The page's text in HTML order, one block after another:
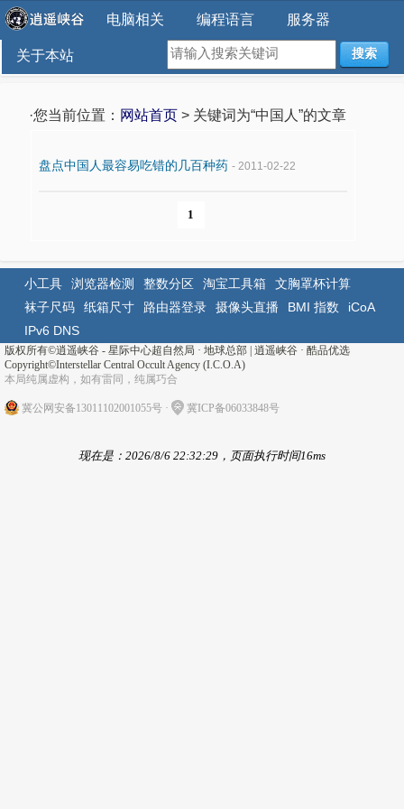
电脑相关 编程语言 服务器
关于本站 搜索
·您当前位置： 网站首页 > 关键词为“中国人”的文章
盘点中国人最容易吃错的几百种药 - 2011-02-22
1
小工具 浏览器检测 整数分区 淘宝工具箱
文胸罩杯计算
袜子尺码
纸箱尺寸 路由器登录 摄像头直播 BMI 指数
iCoA
IPv6 DNS
版权所有©逍遥峡谷 - 星际中心超自然局 · 地球总部 逍遥峡谷 · 酷品优选
Copyright©Interstellar Central Occult Agency (I.C.O.A)
本局纯属虚构，如有雷同，纯属巧合
冀公网安备13011102001055号 · 冀ICP备06033848号
现在是：2026/8/6 22:32:29，页面执行时间16ms